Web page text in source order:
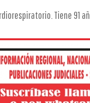
Tiene 91